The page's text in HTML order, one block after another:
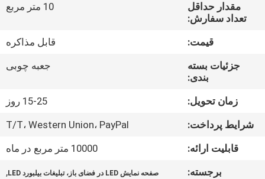
کارخانه
کیفیت
اخبار
مقدار حداقل
تعداد سفارش:
10 متر مربع
قیمت:
قابل مذاکره
جزئیات بسته
بندی:
جعبه چوبی
زمان تحویل:
15-25 روز
شرایط پرداخت:
T/T، Western Union، PayPal
قابلیت ارائه:
10000 متر مربع در ماه
برجسته:
صفحه نمایش LED در فضای باز، تبلیغات بیلبورد LED ,